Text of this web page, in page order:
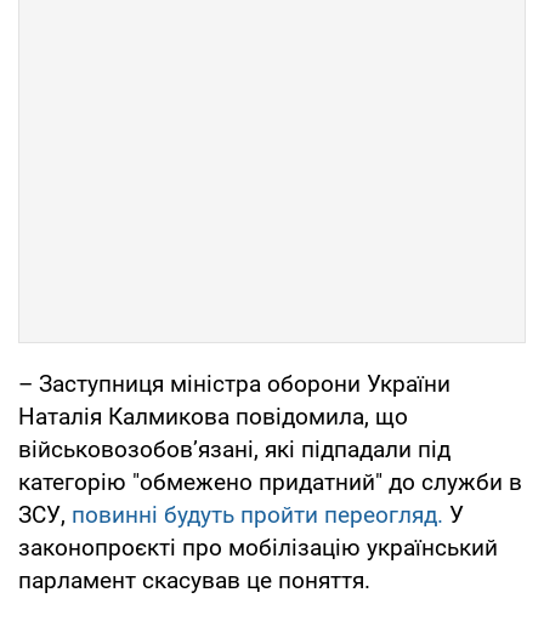
– Заступниця міністра оборони України
Наталія Калмикова повідомила, що
військовозобов’язані, які підпадали під
категорію "обмежено придатний" до служби в
ЗСУ, повинні будуть пройти переогляд. У
законопроєкті про мобілізацію український
парламент скасував це поняття.